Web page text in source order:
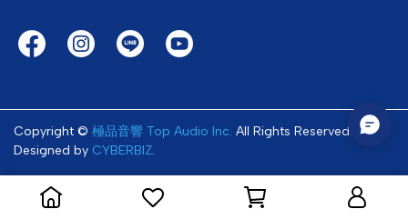
Copyright © 極品音響 Top Audio Inc. All Rights Reserved.
Designed by CYBERBIZ.